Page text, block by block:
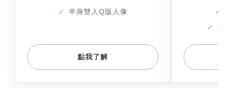
半身雙人Q版人像
點我了解